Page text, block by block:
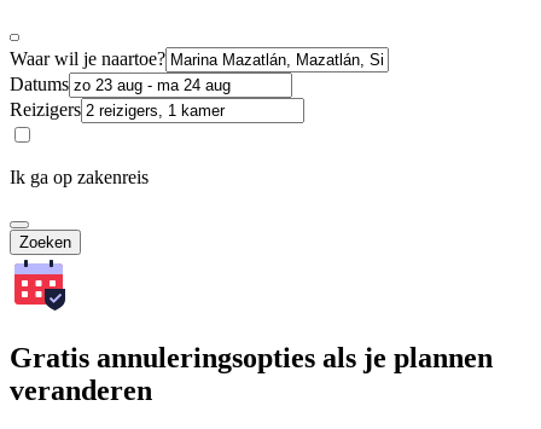
Waar wil je naartoe?
Datums
Reizigers
Ik ga op zakenreis
Zoeken
Gratis annuleringsopties als je plannen
veranderen